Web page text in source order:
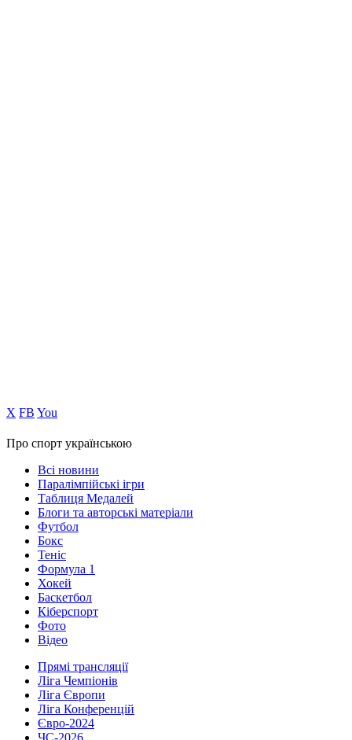
Х FB You
Про спорт українською
Всі новини
Паралімпійські ігри
Таблиця Медалей
Блоги та авторські матеріали
Футбол
Бокс
Теніс
Формула 1
Хокей
Баскетбол
Кіберспорт
Фото
Відео
Прямі трансляції
Ліга Чемпіонів
Ліга Європи
Ліга Конференцій
Євро-2024